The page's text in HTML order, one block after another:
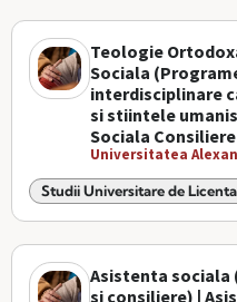
Teologie
Sociala
interdisciplinare
si stiintele
Sociala Consiliere
Universitatea
Studii Universitare de Licenta
Asistenta sociala
si consiliere) |